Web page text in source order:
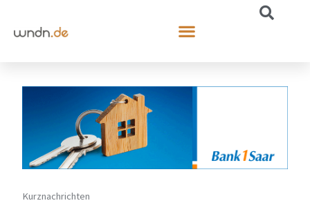
Kurznachrichten